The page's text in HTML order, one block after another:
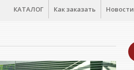
КАТАЛОГ Как заказать Новости